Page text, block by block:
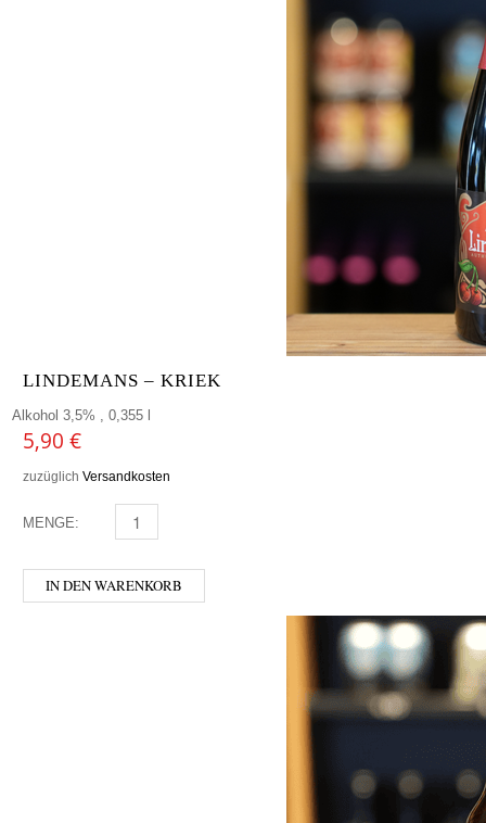
LINDEMANS – KRIEK
Alkohol 3,5% , 0,355 l
5,90 €
zuzüglich Versandkosten
MENGE: LINDEMANS - KRIEK MENGE
IN DEN WARENKORB